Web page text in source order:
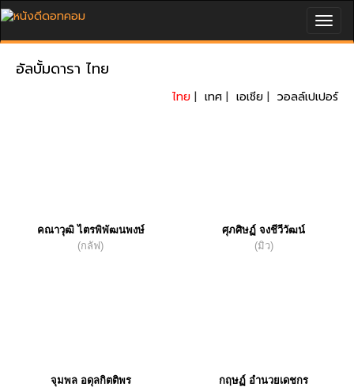
อัลบั้มดารา ไทย
ไทย | เทศ | เอเชีย | วอลล์เปเปอร์
คณาวุฒิ ไตรพิพัฒนพงษ์
(กลัฟ)
ศุภศิษฏ์ จงชีวีวัฒน์
(มิว)
จุมพล อดุลกิตติพร
กฤษฏ์ อำนวยเดชกร